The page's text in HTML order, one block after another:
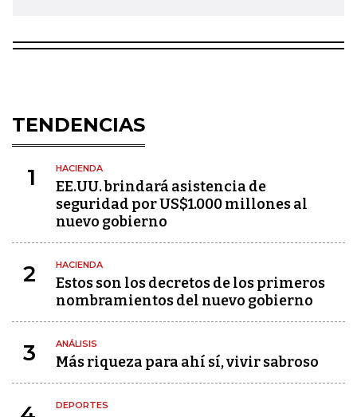
TENDENCIAS
1 HACIENDA
EE.UU. brindará asistencia de
seguridad por US$1.000 millones al
nuevo gobierno
2 HACIENDA
Estos son los decretos de los primeros
nombramientos del nuevo gobierno
3 ANÁLISIS
Más riqueza para ahí sí, vivir sabroso
DEPORTES